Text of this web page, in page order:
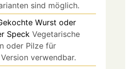
sind möglich.
Wurst oder
Speck Vegetarische
oder Pilze für
verwendbar.